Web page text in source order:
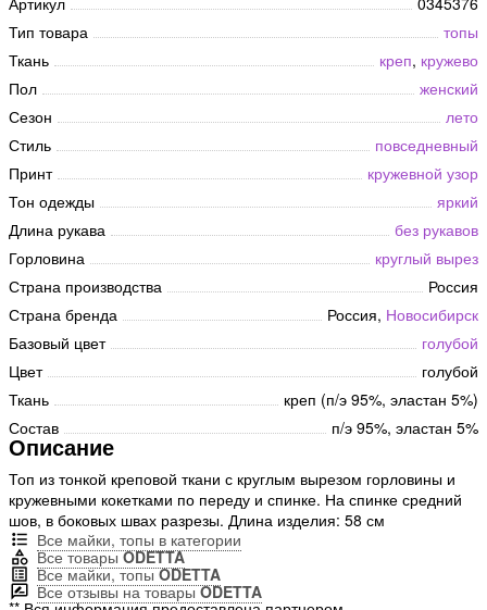
Тип товара
топы
Ткань
креп, кружево
Пол
женский
Сезон
лето
Стиль
повседневный
Принт
кружевной узор
Тон одежды
яркий
Длина рукава
без рукавов
Горловина
круглый вырез
Страна производства
Россия
Страна бренда
Россия, Новосибирск
Базовый цвет
голубой
Цвет
голубой
Ткань
креп (п/э 95%, эластан 5%)
Состав
п/э 95%, эластан 5%
Описание
Топ из тонкой креповой ткани с круглым вырезом горловины и
кружевными кокетками по переду и спинке. На спинке средний
шов, в боковых швах разрезы. Длина изделия: 58 см
Все майки, топы в категории
Все товарыODETTA
Все майки, топыODETTA
Все отзывы на товарыODETTA